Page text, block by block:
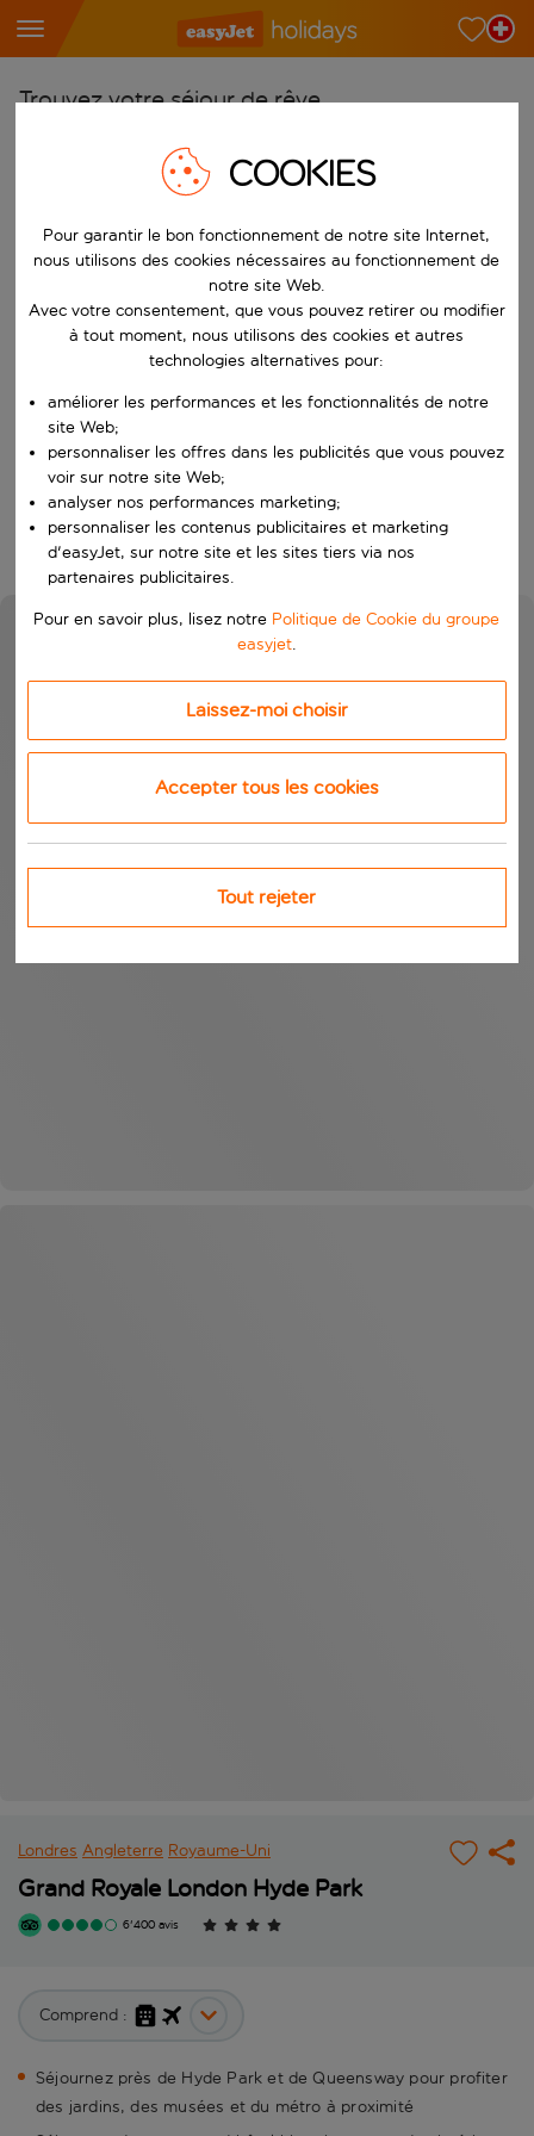
Trouvez votre séjour de rêve
Commencez à taper pour la saisie automatique. Lorsque les
Choisissez votre aéroport
Commencez à taper pour la saisie automatique. Lorsque les
Choisissez votre destination
Vers
Choisissez vos dates
Quand
Qui
Rechercher
Londres Angleterre Royaume-Uni
Grand Royale London Hyde Park
6'400 avis
Comprend :
Séjournez près de Hyde Park et de Queensway pour profiter
des jardins, des musées et du métro à proximité
COOKIES
Pour garantir le bon fonctionnement de notre site Internet,
nous utilisons des cookies nécessaires au fonctionnement de
notre site Web.
Avec votre consentement, que vous pouvez retirer ou modifier
à tout moment, nous utilisons des cookies et autres
technologies alternatives pour:
améliorer les performances et les fonctionnalités de notre
site Web;
personnaliser les offres dans les publicités que vous pouvez
voir sur notre site Web;
analyser nos performances marketing;
personnaliser les contenus publicitaires et marketing
d'easyJet, sur notre site et les sites tiers via nos
partenaires publicitaires.
Pour en savoir plus, lisez notre Politique de Cookie du groupe
easyjet.
Laissez-moi choisir
Accepter tous les cookies
Tout rejeter